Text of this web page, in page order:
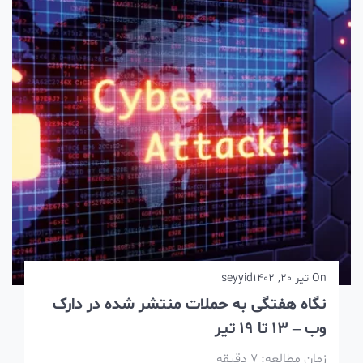
تیر 20, 1402 seyyid
نگاه هفتگی به حملات منتشر شده در دارک
وب – 13 تا 19 تیر
زمان مطالعه:7دقیقه